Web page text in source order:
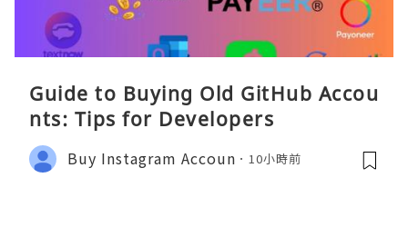
Guide to Buying Old GitHub Accou
nts: Tips for Developers
Buy Instagram Accoun 10小時前